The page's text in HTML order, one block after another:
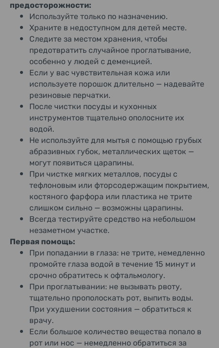
предосторожности:
Используйте только по назначению.
Храните в недоступном для детей месте.
Следите за местом хранения, чтобы
предотвратить случайное проглатывание,
особенно у людей с деменцией.
Если у вас чувствительная кожа или
используете порошок длительно — надевайте
резиновые перчатки.
После чистки посуды и кухонных
инструментов тщательно ополосните их
водой.
Не используйте для мытья с помощью грубых
абразивных губок, металлических щеток —
могут появиться царапины.
При чистке мягких металлов, посуды с
тефлоновым или фторсодержащим покрытием,
костяного фарфора или пластика не трите
слишком сильно — возможны царапины.
Всегда тестируйте средство на небольшом
незаметном участке.
Первая помощь:
При попадании в глаза: не трите, немедленно
промойте глаза водой в течение 15 минут и
срочно обратитесь к офтальмологу.
При проглатывании: не вызывать рвоту,
тщательно прополоскать рот, выпить воды.
При ухудшении состояния — обратиться к
врачу.
Если большое количество вещества попало в
рот или нос — немедленно обратиться за